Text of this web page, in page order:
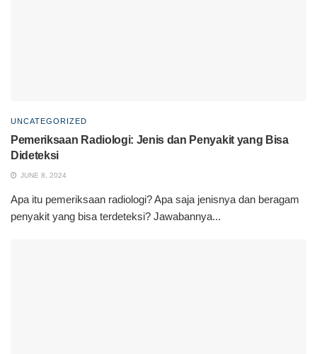
UNCATEGORIZED
Pemeriksaan Radiologi: Jenis dan Penyakit yang Bisa
Dideteksi
JUNE 8, 2024
Apa itu pemeriksaan radiologi? Apa saja jenisnya dan beragam
penyakit yang bisa terdeteksi? Jawabannya...